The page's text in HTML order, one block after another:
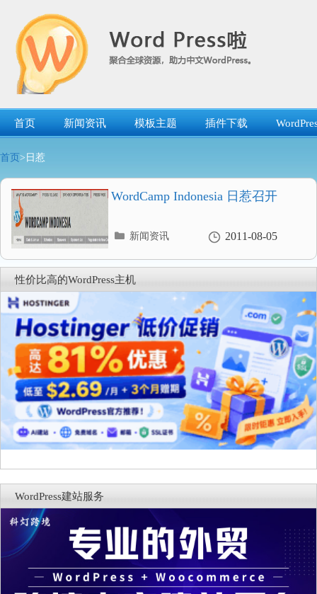
首页 新闻资讯 模板主题 插件下载
首页 >日惹
WordCamp Indonesia 日惹召开
2011-08-05
分
录
新闻资讯
性价比高的WordPress主机
WordPress建站服务